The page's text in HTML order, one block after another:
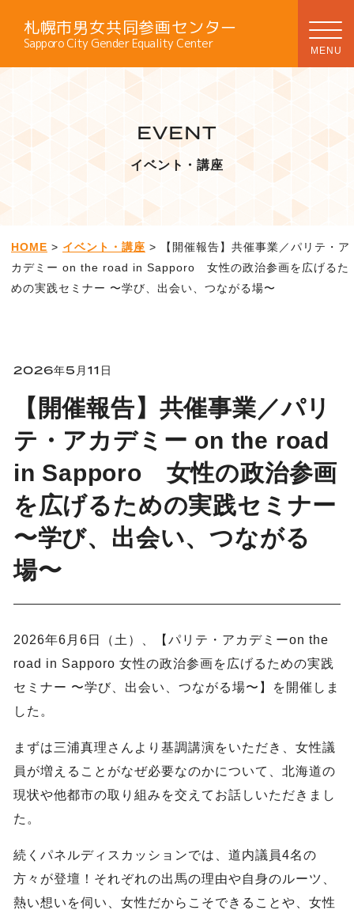
札幌市男女共同参画センター
Sapporo City Gender Equality Center
EVENT
イベント・講座
HOME > イベント・講座 > 【開催報告】共催事業／パリテ・ア
カデミー on the road in Sapporo 女性の政治参画を広げるた
めの実践セミナー 〜学び、出会い、つながる場〜
【開催報告】共催事業／パリ
テ・アカデミー on the road
in Sapporo 女性の政治参画
を広げるための実践セミナー
〜学び、出会い、つながる
場〜
2026年5月11日
2026年6月6日（土）、【パリテ・アカデミーon the
road in Sapporo 女性の政治参画を広げるための実践
セミナー 〜学び、出会い、つながる場〜】を開催しま
した。
まずは三浦真理さんより基調講演をいただき、女性議
員が増えることがなぜ必要なのかについて、北海道の
現状や他都市の取り組みを交えてお話しいただきまし
た。
続くパネルディスカッションでは、道内議員4名の
方々が登壇！それぞれの出馬の理由や自身のルーツ、
熱い想いを伺い、女性だからこそできることや、女性